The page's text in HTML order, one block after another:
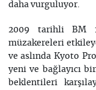
daha vurguluyor.
2009 tarihli BM
müzakereleri
ve aslında Kyoto
yeni ve bağlayıcı
beklentileri